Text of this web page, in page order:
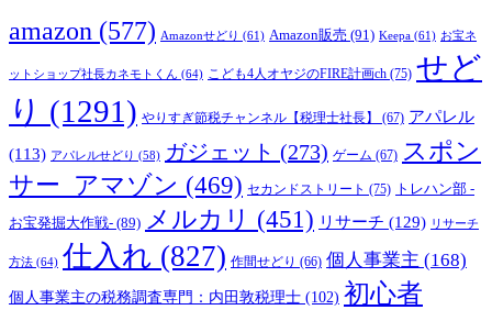
amazon (577) Amazonせどり (61) Amazon販売 (91) Keepa (61) お宝ネ
ットショップ社長カネモトくん (64) こども4人オヤジのFIRE計画ch (75) せど
り (1291) やりすぎ節税チャンネル【税理士社長】 (67) アパレル
(113) アパレルせどり (58) ガジェット (273) ゲーム (67) スポン
サー_アマゾン (469) セカンドストリート (75) トレハン部 -
お宝発掘大作戦- (89) メルカリ (451) リサーチ (129) リサーチ
方法 (64) 仕入れ (827) 作間せどり (66) 個人事業主 (168)
個人事業主の税務調査専門：内田敦税理士 (102) 初心者